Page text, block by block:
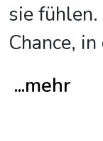
sie
Chance,
...mehr